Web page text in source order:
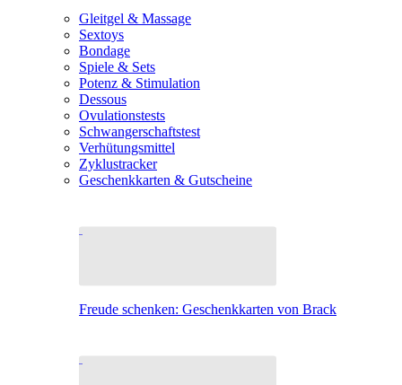
Gleitgel & Massage
Sextoys
Bondage
Spiele & Sets
Potenz & Stimulation
Dessous
Ovulationstests
Schwangerschaftstest
Verhütungsmittel
Zyklustracker
Geschenkkarten & Gutscheine
Freude schenken: Geschenkkarten von Brack